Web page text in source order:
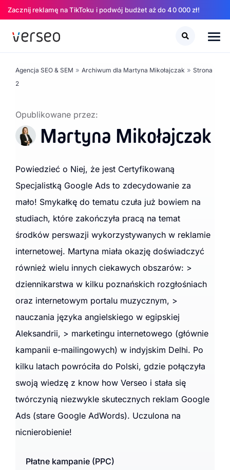
Zacznij reklamę na TikToku i podwój budżet aż do 40 000 zł!
Agencja SEO & SEM » Archiwum dla Martyna Mikołajczak » Strona
2
Opublikowane przez:
Martyna Mikołajczak
Powiedzieć o Niej, że jest Certyfikowaną
Specjalistką Google Ads to zdecydowanie za
mało! Smykałkę do tematu czuła już bowiem na
studiach, które zakończyła pracą na temat
środków perswazji wykorzystywanych w reklamie
internetowej. Martyna miała okazję doświadczyć
również wielu innych ciekawych obszarów: >
dziennikarstwa w kilku poznańskich rozgłośniach
oraz internetowym portalu muzycznym, >
nauczania języka angielskiego w egipskiej
Aleksandrii, > marketingu internetowego (głównie
kampanii e-mailingowych) w indyjskim Delhi. Po
kilku latach powróciła do Polski, gdzie połączyła
swoją wiedzę z know how Verseo i stała się
twórczynią niezwykle skutecznych reklam Google
Ads (stare Google AdWords). Uczulona na
nicnierobienie!
Szukaj Szukaj
Płatne kampanie (PPC)